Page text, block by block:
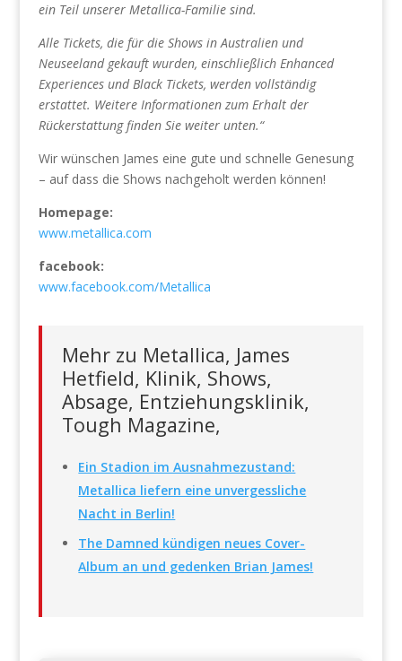
ein Teil unserer Metallica-Familie sind.
Alle Tickets, die für die Shows in Australien und
Neuseeland gekauft wurden, einschließlich Enhanced
Experiences und Black Tickets, werden vollständig
erstattet. Weitere Informationen zum Erhalt der
Rückerstattung finden Sie weiter unten.“
Wir wünschen James eine gute und schnelle Genesung
– auf dass die Shows nachgeholt werden können!
Homepage:
www.metallica.com
facebook:
www.facebook.com/Metallica
Mehr zu Metallica, James
Hetfield, Klinik, Shows,
Absage, Entziehungsklinik,
Tough Magazine,
Ein Stadion im Ausnahmezustand:
Metallica liefern eine unvergessliche
Nacht in Berlin!
The Damned kündigen neues Cover-
Album an und gedenken Brian James!